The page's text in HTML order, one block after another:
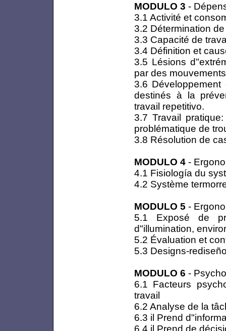
MODULO 3 -
3.1 Activité et
3.2 Détermination
3.3 Capacité de
3.4 Définition et
3.5 Lésions
par des
3.6
destinés à la
travail repetitivo.
3.7 Travail
problématique de
3.8 Résolution de
MODULO 4 -
4.1 Fisiología du
4.2 Système
MODULO 5 -
5.1 Exposé de
d"illumination,
5.2 Évaluation et
5.3 Designs-
MODULO 6 -
6.1 Facteurs
travail
6.2 Analyse de la
6.3 il Prend
6.4 il Prend de